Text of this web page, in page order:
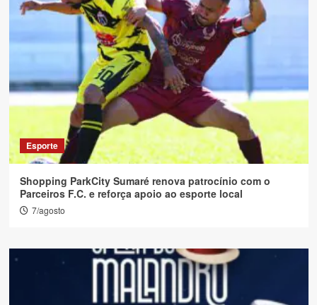
Esporte
Shopping ParkCity Sumaré renova patrocínio com o
Parceiros F.C. e reforça apoio ao esporte local
7/agosto